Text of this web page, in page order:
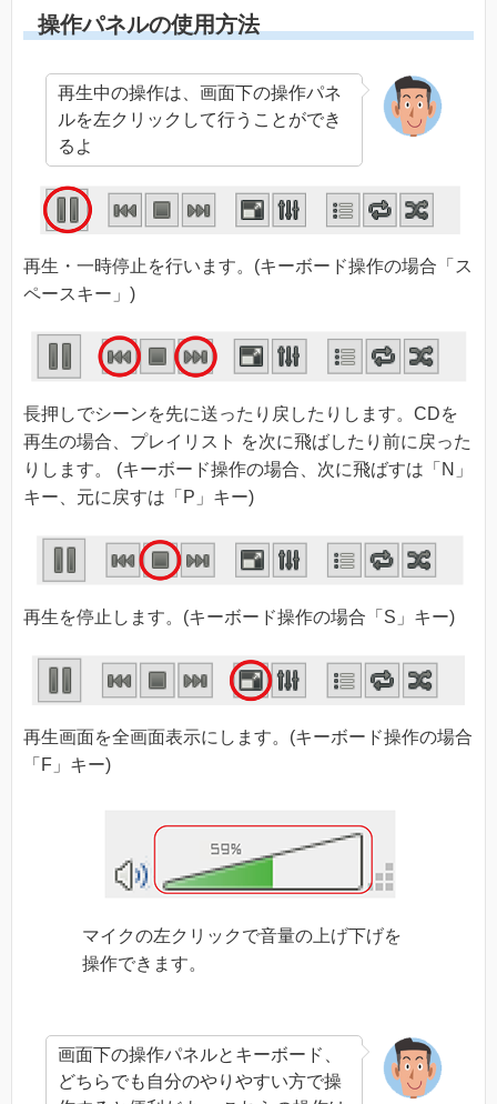
操作パネルの使用方法
再生中の操作は、画面下の操作パネ
ルを左クリックして行うことができ
るよ
再生・一時停止を行います。(キーボード操作の場合「ス
ペースキー」)
長押しでシーンを先に送ったり戻したりします。CDを
再生の場合、プレイリスト を次に飛ばしたり前に戻った
りします。 (キーボード操作の場合、次に飛ばすは「N」
キー、元に戻すは「P」キー)
再生を停止します。(キーボード操作の場合「S」キー)
再生画面を全画面表示にします。(キーボード操作の場合
「F」キー)
マイクの左クリックで音量の上げ下げを
操作できます。
画面下の操作パネルとキーボード、
どちらでも自分のやりやすい方で操